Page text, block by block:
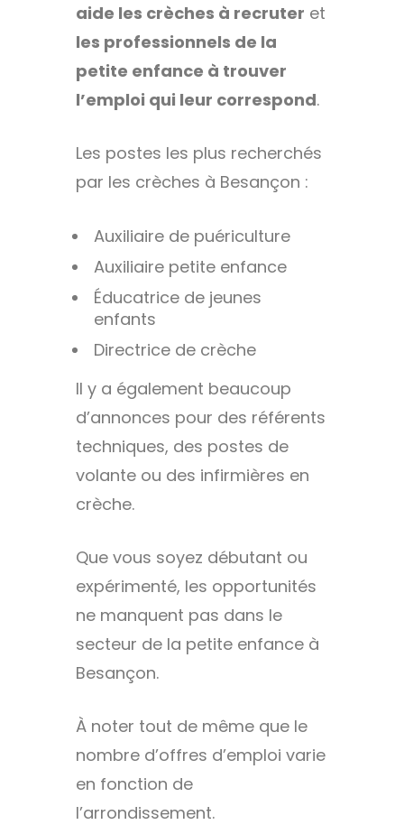
aide les crèches à recruter et
les professionnels de la
petite enfance à trouver
l’emploi qui leur correspond.
Les postes les plus recherchés
par les crèches à Besançon :
Auxiliaire de puériculture
Auxiliaire petite enfance
Éducatrice de jeunes
enfants
Directrice de crèche
Il y a également beaucoup
d’annonces pour des référents
techniques, des postes de
volante ou des infirmières en
crèche.
Que vous soyez débutant ou
expérimenté, les opportunités
ne manquent pas dans le
secteur de la petite enfance à
Besançon.
À noter tout de même que le
nombre d’offres d’emploi varie
en fonction de
l’arrondissement.